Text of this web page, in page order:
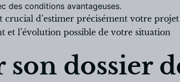
des conditions avantageuses.
d’estimer précisément votre
et l’évolution possible de votre situation
son dossier